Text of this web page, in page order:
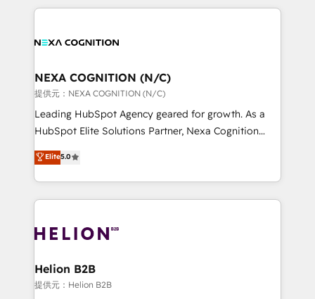
the whole HubSpot platform, covering marketing,
all businesses, from start-up to Enterprise, and have
the world. Our human approach to digital
transformation is designed for businesses who want
to grow. And we're passionate about APAC
businesses leading the world in technology, agility
record migrating businesses from CRM & Marketing
Platforms such as Salesforce, Dynamics, Pipedrive,
with attract and retain customers, manage their
business people and processes, and how they
NEXA COGNITION (N/C)
提供元：NEXA COGNITION (N/C)
Leading HubSpot Agency geared for growth. As a
HubSpot Elite Solutions Partner, Nexa Cognition
ranks in the top 1% of global HubSpot Partners and
has been one of the longest-standing partners since
2012. We empower businesses to harness the full
potential of HubSpot by combining strategic
bespoke HubSpot solutions tailored to drive
Choose Nexa Cognition? 🚀 HubSpot Expertise: Our
certified team specialises in CRM implementation,
Elite5.0
Helion B2B
提供元：Helion B2B